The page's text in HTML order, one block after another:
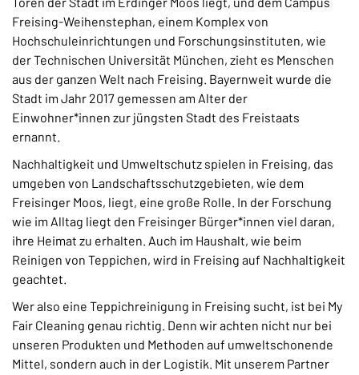
Freising-Weihenstephan, einem Komplex von
Hochschuleinrichtungen und Forschungsinstituten, wie
der Technischen Universität München, zieht es Menschen
aus der ganzen Welt nach Freising. Bayernweit wurde die
Stadt im Jahr 2017 gemessen am Alter der
Einwohner*innen zur jüngsten Stadt des Freistaats
ernannt.
Nachhaltigkeit und Umweltschutz spielen in Freising, das
umgeben von Landschaftsschutzgebieten, wie dem
Freisinger Moos, liegt, eine große Rolle. In der Forschung
wie im Alltag liegt den Freisinger Bürger*innen viel daran,
ihre Heimat zu erhalten. Auch im Haushalt, wie beim
Reinigen von Teppichen, wird in Freising auf Nachhaltigkeit
geachtet.
Wer also eine Teppichreinigung in Freising sucht, ist bei My
Fair Cleaning genau richtig. Denn wir achten nicht nur bei
unseren Produkten und Methoden auf umweltschonende
Mittel, sondern auch in der Logistik. Mit unserem Partner